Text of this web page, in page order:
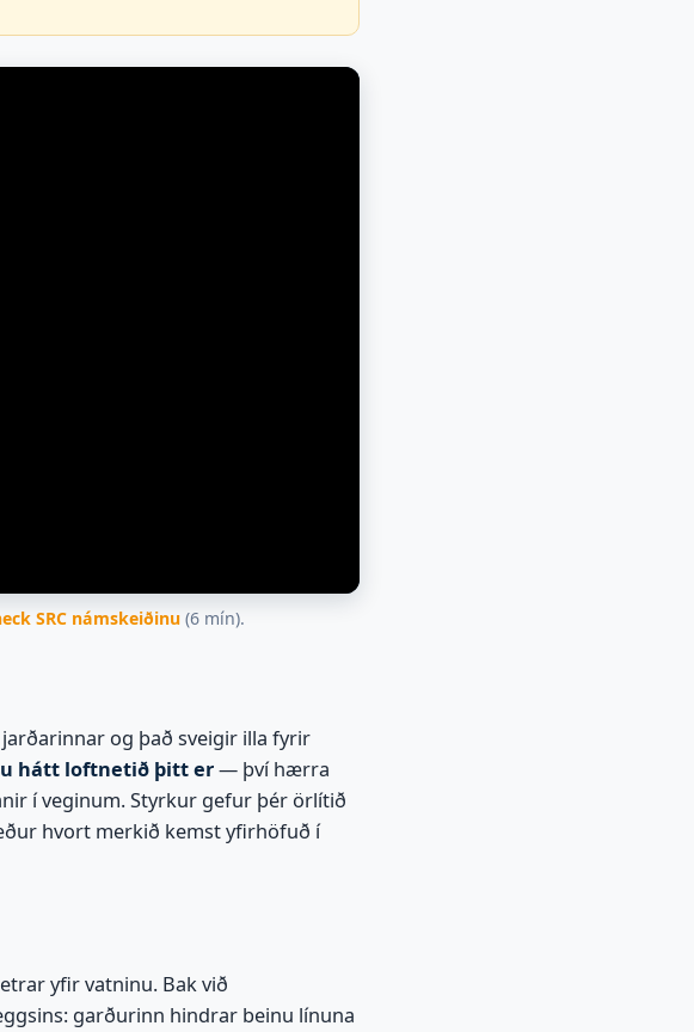
SRC námskeiðinu (6 mín).
og það sveigir illa fyrir
hátt loftnetið þitt er— því hærra
í veginum. Styrkur gefur þér örlítið
hvort merkið kemst yfirhöfuð í
yfir vatninu. Bak við
garðurinn hindrar beinu línuna